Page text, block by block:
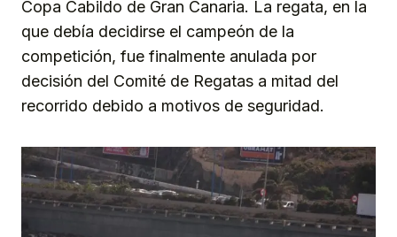
Copa Cabildo de Gran Canaria. La regata, en la
que debía decidirse el campeón de la
competición, fue finalmente anulada por
decisión del Comité de Regatas a mitad del
recorrido debido a motivos de seguridad.